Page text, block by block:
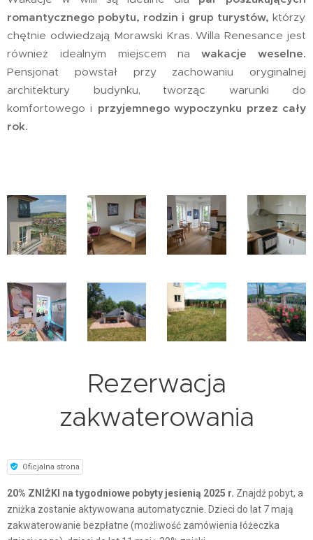
romantycznego pobytu, rodzin i grup turystów, którzy
chętnie odwiedzają Morawski Kras. Willa Renesance jest
również idealnym miejscem na wakacje weselne.
Pensjonat powstał przy zachowaniu oryginalnej
architektury budynku,
tworząc warunki do
komfortowego i przyjemnego wypoczynku przez cały
rok.
Rezerwacja
zakwaterowania